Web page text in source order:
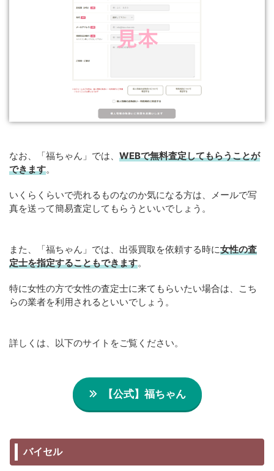
なお、「福ちゃん」では、 WEBで無料査定してもらうことが
できます。
いくらくらいで売れるものなのか気になる方は、メールで写
真を送って簡易査定してもらうといいでしょう。
また、「福ちゃん」では、出張買取を依頼する時に女性の査
定士を指定することもできます。
特に女性の方で女性の査定士に来てもらいたい場合は、こち
らの業者を利用されるといいでしょう。
詳しくは、以下のサイトをご覧ください。
【公式】福ちゃん
バイセル